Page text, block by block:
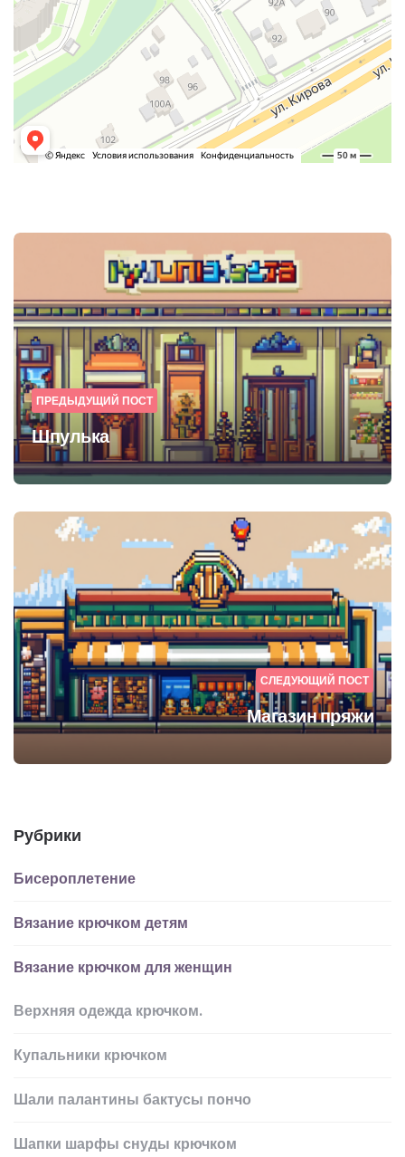
Post
navigation
ПРЕДЫДУЩИЙ ПОСТ
Шпулька
СЛЕДУЮЩИЙ ПОСТ
Магазин пряжи
Рубрики
Бисероплетение
Вязание крючком детям
Вязание крючком для женщин
Верхняя одежда крючком.
Купальники крючком
Шали палантины бактусы пончо
Шапки шарфы снуды крючком